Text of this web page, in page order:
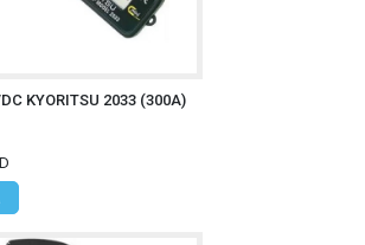
KYORITSU 2033 (300A)